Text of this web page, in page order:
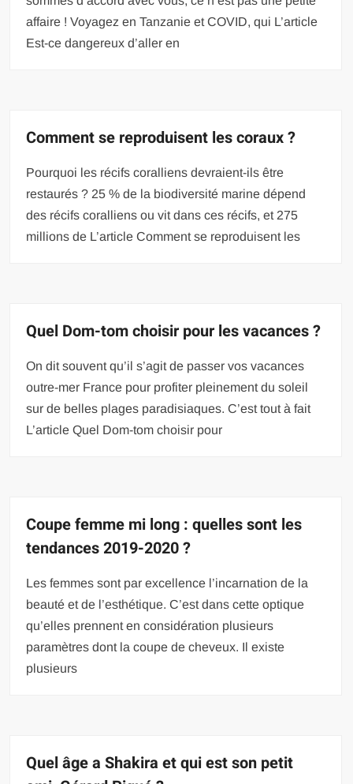
affaire ! Voyagez en Tanzanie et COVID, qui L’article
Est-ce dangereux d’aller en
Comment se reproduisent les coraux ?
Pourquoi les récifs coralliens devraient-ils être
restaurés ? 25 % de la biodiversité marine dépend
des récifs coralliens ou vit dans ces récifs, et 275
millions de L’article Comment se reproduisent les
Quel Dom-tom choisir pour les vacances ?
On dit souvent qu’il s’agit de passer vos vacances
outre-mer France pour profiter pleinement du soleil
sur de belles plages paradisiaques. C’est tout à fait
L’article Quel Dom-tom choisir pour
Coupe femme mi long : quelles sont les
tendances 2019-2020 ?
Les femmes sont par excellence l’incarnation de la
beauté et de l’esthétique. C’est dans cette optique
qu’elles prennent en considération plusieurs
paramètres dont la coupe de cheveux. Il existe
plusieurs
Quel âge a Shakira et qui est son petit